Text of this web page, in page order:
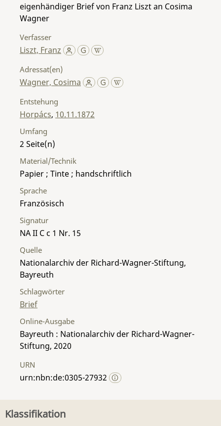
eigenhändiger Brief von Franz Liszt an Cosima
Wagner
Verfasser
Liszt, Franz
Adressat(en)
Wagner, Cosima
Entstehung
Horpács, 10.11.1872
Umfang
2
Material/Technik
Papier ; Tinte ; handschriftlich
Sprache
Französisch
Signatur
NA II C c 1 Nr. 15
Quelle
Nationalarchiv der Richard-Wagner-Stiftung,
Bayreuth
Schlagwörter
Brief
Online-Ausgabe
Bayreuth : Nationalarchiv der Richard-Wagner-
Stiftung, 2020
URN
urn:nbn:de:0305-27932
Klassifikation